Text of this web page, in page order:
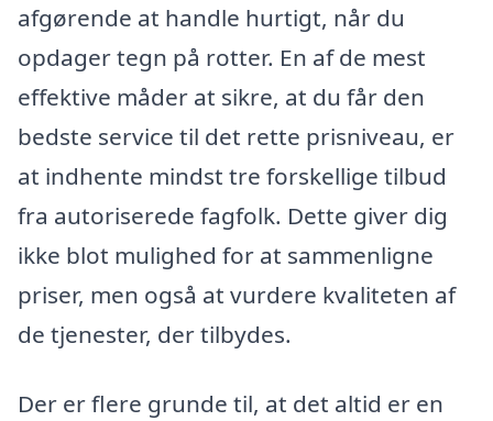
afgørende at handle hurtigt, når du
opdager tegn på rotter. En af de mest
effektive måder at sikre, at du får den
bedste service til det rette prisniveau, er
at indhente mindst tre forskellige tilbud
fra autoriserede fagfolk. Dette giver dig
ikke blot mulighed for at sammenligne
priser, men også at vurdere kvaliteten af
de tjenester, der tilbydes.
Der er flere grunde til, at det altid er en